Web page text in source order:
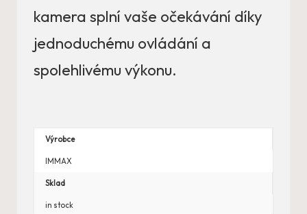
kamera splní vaše očekávání díky
jednoduchému ovládání a
spolehlivému výkonu.
Výrobce
IMMAX
Sklad
in stock